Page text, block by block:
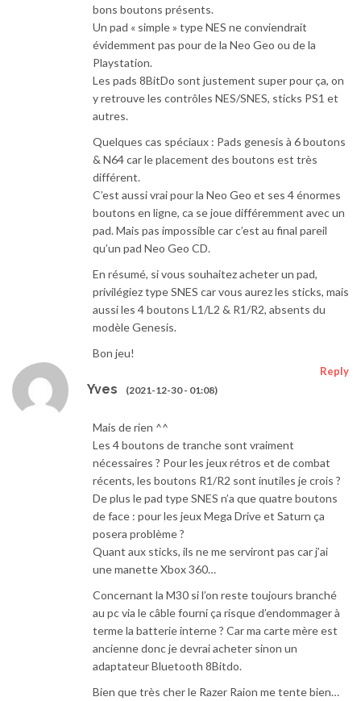
bons boutons présents.
Un pad « simple » type NES ne conviendrait
évidemment pas pour de la Neo Geo ou de la
Playstation.
Les pads 8BitDo sont justement super pour ça, on
y retrouve les contrôles NES/SNES, sticks PS1 et
autres.
Quelques cas spéciaux : Pads genesis à 6 boutons
& N64 car le placement des boutons est très
différent.
C’est aussi vrai pour la Neo Geo et ses 4 énormes
boutons en ligne, ca se joue différemment avec un
pad. Mais pas impossible car c’est au final pareil
qu’un pad Neo Geo CD.
En résumé, si vous souhaitez acheter un pad,
privilégiez type SNES car vous aurez les sticks, mais
aussi les 4 boutons L1/L2 & R1/R2, absents du
modèle Genesis.
Bon jeu!
Yves (2021-12-30 - 01:08)
Reply
Mais de rien ^^
Les 4 boutons de tranche sont vraiment
nécessaires ? Pour les jeux rétros et de combat
récents, les boutons R1/R2 sont inutiles je crois ?
De plus le pad type SNES n’a que quatre boutons
de face : pour les jeux Mega Drive et Saturn ça
posera problème ?
Quant aux sticks, ils ne me serviront pas car j’ai
une manette Xbox 360…
Concernant la M30 si l’on reste toujours branché
au pc via le câble fourni ça risque d’endommager à
terme la batterie interne ? Car ma carte mère est
ancienne donc je devrai acheter sinon un
adaptateur Bluetooth 8Bitdo.
Bien que très cher le Razer Raion me tente bien…